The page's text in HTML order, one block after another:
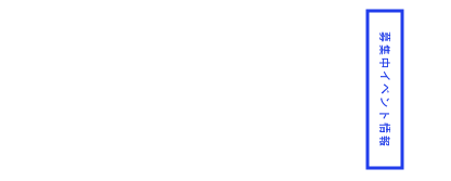
募集中イベント情報